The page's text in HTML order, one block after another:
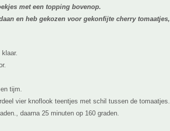
met een topping bovenop.
en heb gekozen voor gekonfijte cherry tomaatjes,
tijm.
vier knoflook teentjes met schil tussen de tomaatjes.
daarna 25 minuten op 160 graden.